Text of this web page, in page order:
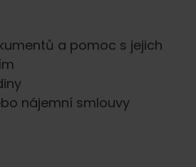
a pomoc s jejich
nájemní smlouvy